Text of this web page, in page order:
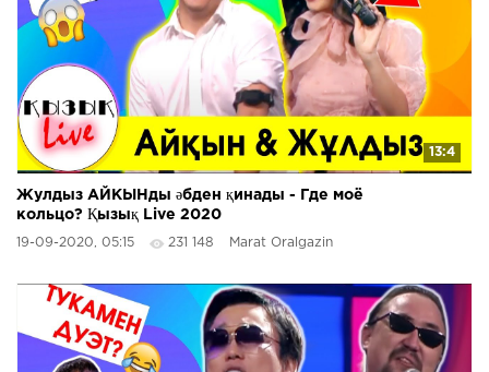
13:4
Жулдыз АЙКЫНды әбден қинады - Где моё
кольцо? Қызық Live 2020
19-09-2020, 05:15 231 148 Marat Oralgazin